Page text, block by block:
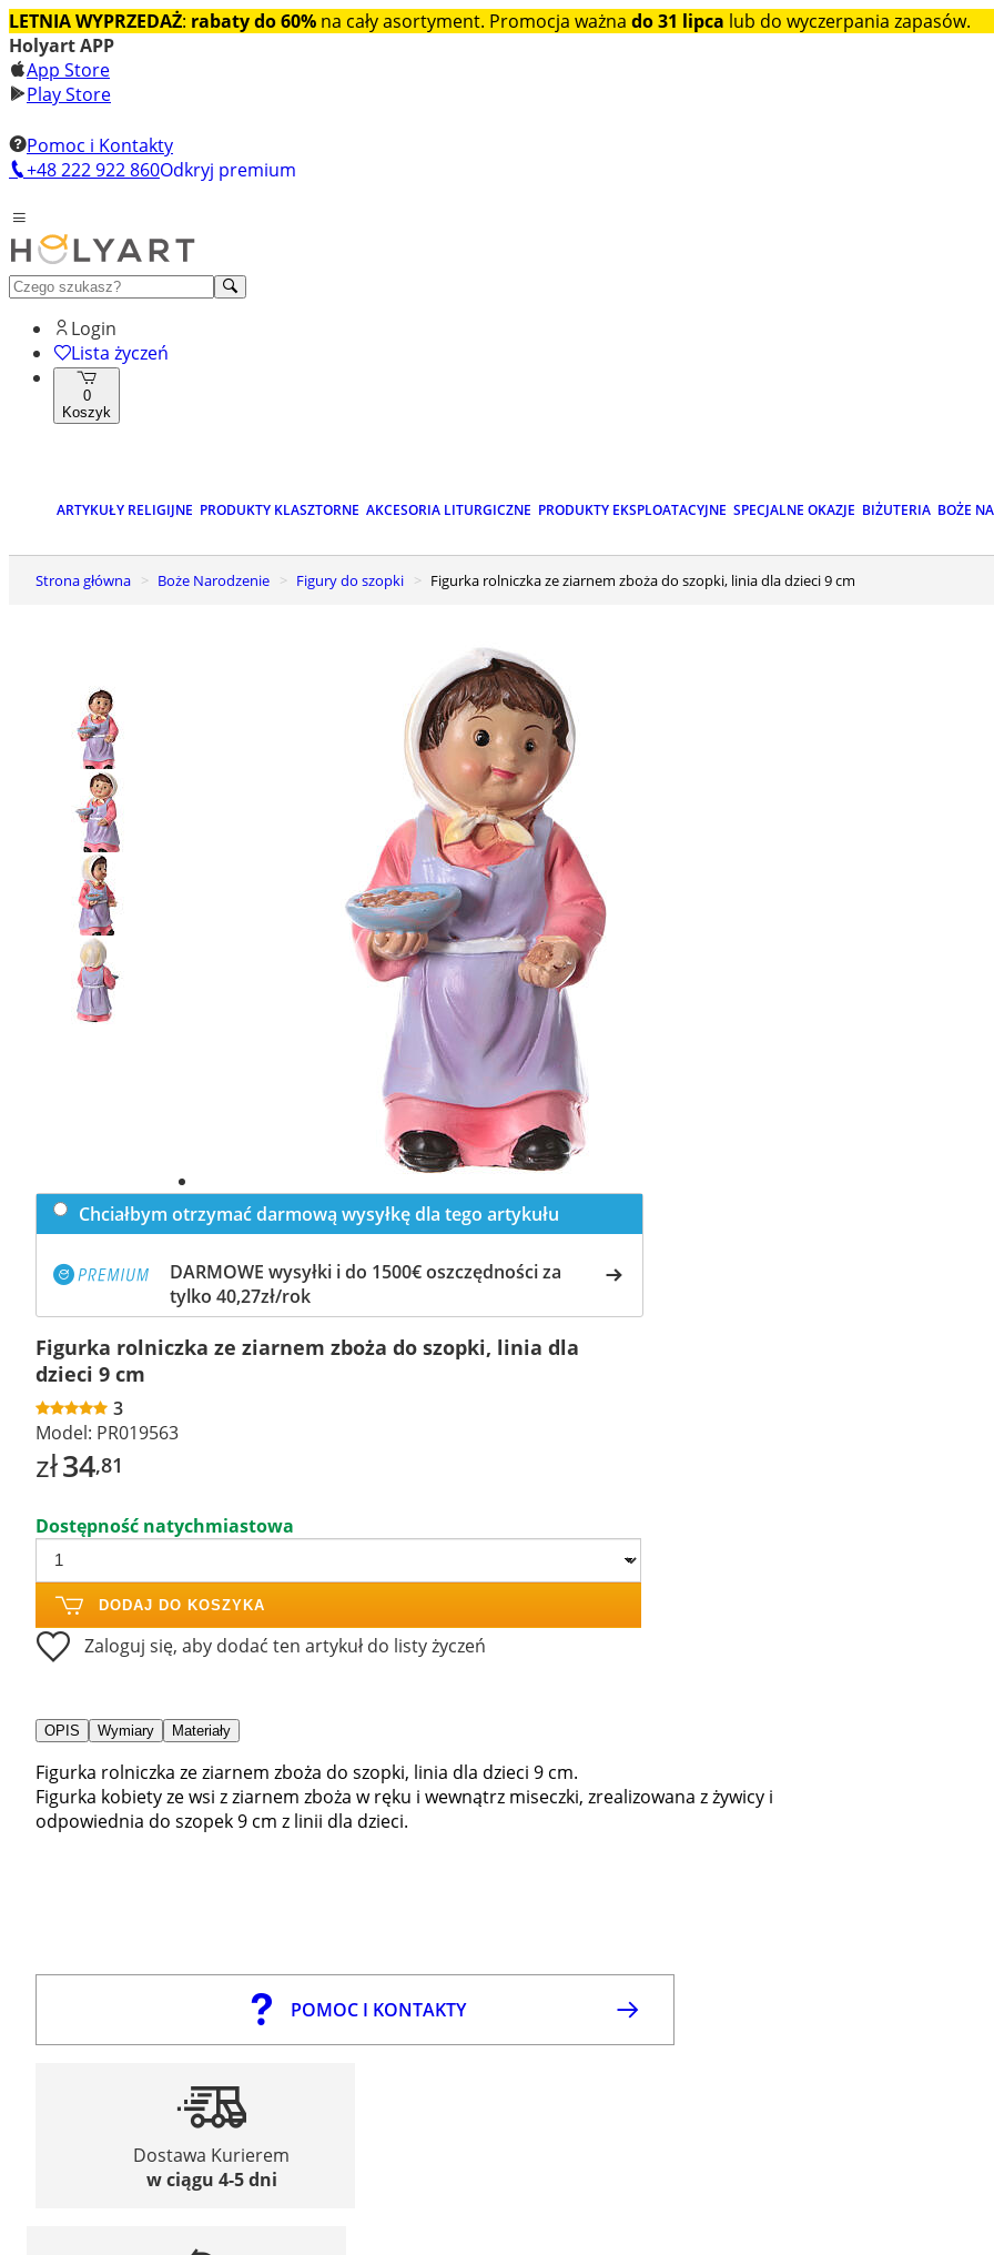
LETNIA WYPRZEDAŻ: rabaty do 60% na cały asortyment. Promocja ważna do 31 lipca lub do wyczerpania zapasów.
Holyart APP
App Store
Play Store
Pomoc i Kontakty
+48 222 922 860Odkryj premium
Login
Lista życzeń
0
Koszyk
ARTYKUŁY RELIGIJNE PRODUKTY KLASZTORNE AKCESORIA LITURGICZNE PRODUKTY EKSPLOATACYJNE SPECJALNE OKAZJE BIŻUTERIA BOŻE
Strona główna Boże Narodzenie Figury do szopki Figurka rolniczka ze ziarnem zboża do szopki, linia dla dzieci 9 cm
Chciałbym otrzymać darmową wysyłkę dla tego artykułu
DARMOWE wysyłki i do 1500€ oszczędności za
tylko 40,27zł/rok
Figurka rolniczka ze ziarnem zboża do szopki, linia dla
dzieci 9 cm
3
Model: PR019563
zł34,81
Dostępność natychmiastowa
DODAJ DO KOSZYKA
Zaloguj się, aby dodać ten artykuł do listy życzeń
OPIS Wymiary Materiały
Figurka rolniczka ze ziarnem zboża do szopki, linia dla dzieci 9 cm.
Figurka kobiety ze wsi z ziarnem zboża w ręku i wewnątrz miseczki, zrealizowana z żywicy i
odpowiednia do szopek 9 cm z linii dla dzieci.
POMOC I KONTAKTY
Dostawa Kurierem
w ciągu 4-5 dni